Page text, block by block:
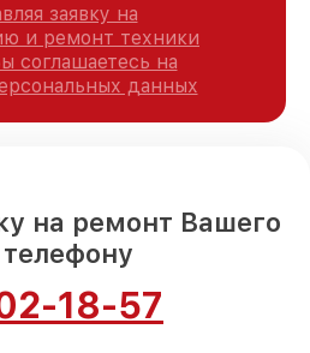
заявку на
и ремонт техники
соглашаетесь на
данных
на ремонт Вашего
18-57